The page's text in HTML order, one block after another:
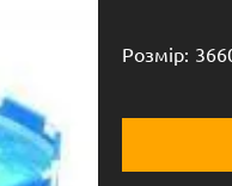
Розмір: